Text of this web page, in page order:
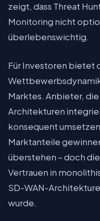
zeigt, dass Threat
Monitoring nicht
überlebenswichtig.
Für Investoren bietet
Marktes. Anbieter,
Architekturen
konsequent
Marktanteile
überstehen – doch
Vertrauen in
SD-WAN-
wurde.